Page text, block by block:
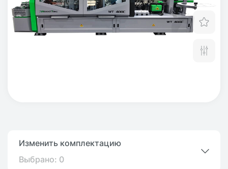
Изменить комплектацию
Выбрано: 0